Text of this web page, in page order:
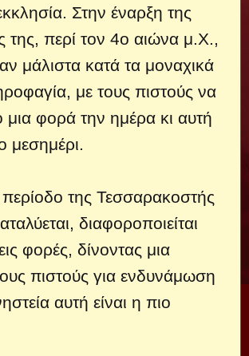
Στην έναρξη της
της, περί τον 4ο αιώνα μ.Χ.,
μάλιστα κατά τα μοναχικά
με τους πιστούς να
φορά την ημέρα κι αυτή
μεσημέρι.
της Τεσσαρακοστής
διαφοροποιείται
φορές, δίνοντας μια
πιστούς για ενδυνάμωση
αυτή είναι η πιο